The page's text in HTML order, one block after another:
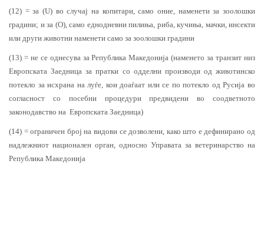
(12) = за (U) во случај на копитари, само оние, наменети за зоолошки
градини; и за (О), само еднодневни пилиња, риба, кучиња, мачки, инсекти
или други животни наменети само за зоолошки градини
(13) = не се однесува за Република Македонија (наменето за транзит низ
Европската Заедница за пратки со одделни производи од животинско
потекло за исхрана на луѓе, кои доаѓаат или се по потекло од Русија во
согласност со посебни процедури предвидени во соодветното
законодавство на Европската Заедница)
(14) = ограничен број на видови се дозволени, како што е дефинирано од
надлежниот национален орган, односно Управата за ветеринарство на
Република Македонија